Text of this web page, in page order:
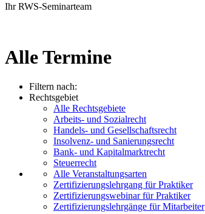
Ihr RWS-Seminarteam
Alle Termine
Filtern nach:
Rechtsgebiet
Alle Rechtsgebiete
Arbeits- und Sozialrecht
Handels- und Gesellschaftsrecht
Insolvenz- und Sanierungsrecht
Bank- und Kapitalmarktrecht
Steuerrecht
Alle Veranstaltungsarten
Zertifizierungslehrgang für Praktiker
Zertifizierungswebinar für Praktiker
Zertifizierungslehrgänge für Mitarbeiter